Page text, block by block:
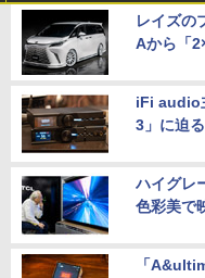
レイズの
Aから「
iFi audio
3」に迫る
ハイグレ
色彩美で
「